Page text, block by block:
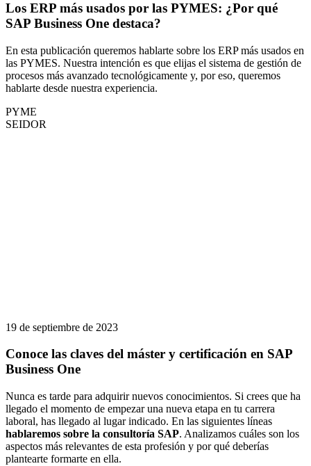
Los ERP más usados por las PYMES: ¿Por qué
SAP Business One destaca?
En esta publicación queremos hablarte sobre los ERP más usados en
las PYMES. Nuestra intención es que elijas el sistema de gestión de
procesos más avanzado tecnológicamente y, por eso, queremos
hablarte desde nuestra experiencia.
PYME
SEIDOR
19 de septiembre de 2023
Conoce las claves del máster y certificación en SAP
Business One
Nunca es tarde para adquirir nuevos conocimientos. Si crees que ha
llegado el momento de empezar una nueva etapa en tu carrera
laboral, has llegado al lugar indicado. En las siguientes líneas
hablaremos sobre la consultoría SAP. Analizamos cuáles son los
aspectos más relevantes de esta profesión y por qué deberías
plantearte formarte en ella.